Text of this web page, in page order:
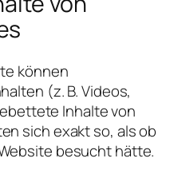
können
(z. B. Videos,
Inhalte von
sich exakt so, als ob
besucht hätte.